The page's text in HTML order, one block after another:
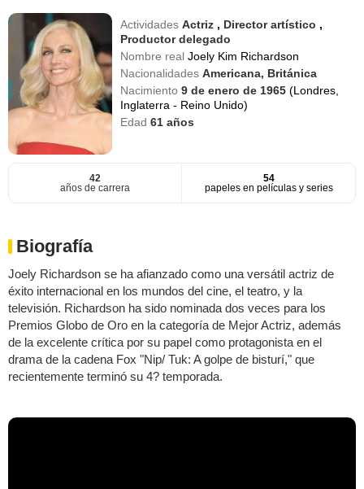
ActividadesActriz , Director artístico ,
Productor delegado
Nombre realJoely Kim Richardson
NacionalidadesAmericana, Británica
Nacimiento9 de enero de 1965(Londres,
Inglaterra - Reino Unido)
Edad61 años
42
años de carrera
54
papeles en películas y series
Biografía
Joely Richardson se ha afianzado como una versátil actriz de
éxito internacional en los mundos del cine, el teatro, y la
televisión. Richardson ha sido nominada dos veces para los
Premios Globo de Oro en la categoría de Mejor Actriz, además
de la excelente crítica por su papel como protagonista en el
drama de la cadena Fox "Nip/ Tuk: A golpe de bisturí," que
recientemente terminó su 4? temporada.